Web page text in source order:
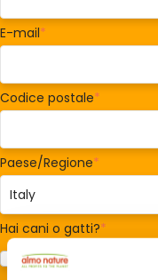
E-mail*
Codice postale*
Paese/Regione*
Hai cani o gatti?*
Cane